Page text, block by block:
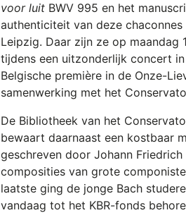
voor luit BWV 995 en het
authenticiteit van deze
Leipzig. Daar zijn ze op maandag
tijdens een uitzonderlijk concert
Belgische première in de Onze-
samenwerking met het
De Bibliotheek van het
bewaart daarnaast een kostbaar
geschreven door Johann
composities van grote
laatste ging de jonge Bach
vandaag tot het KBR-fonds